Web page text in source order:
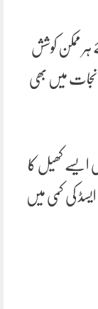
ہر ممکن کوشش
نجات میں بھی
ایسے کھیل کا
کی کمی میں